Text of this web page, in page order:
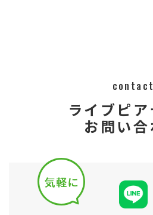
contact
ライブピ
お問い合